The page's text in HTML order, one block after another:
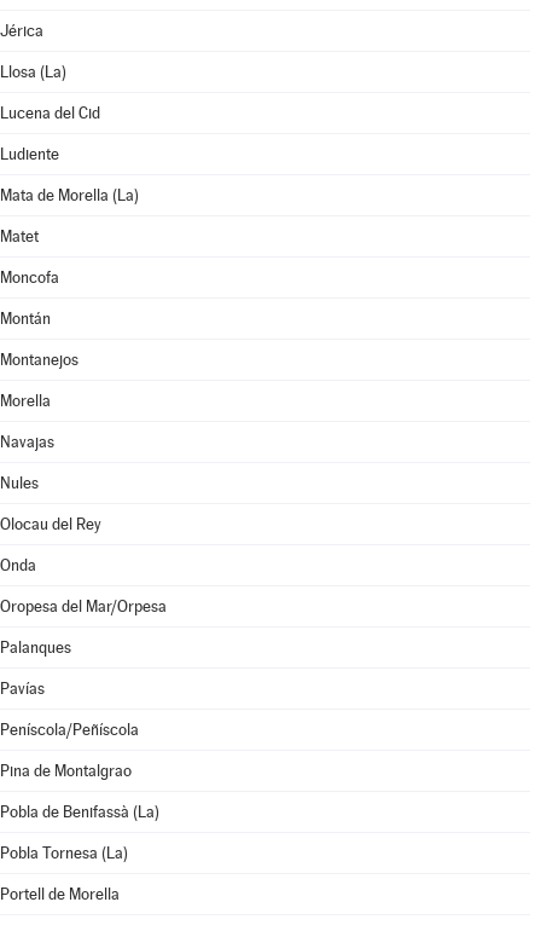
Jérica
Llosa (La)
Lucena del Cid
Ludiente
Mata de Morella (La)
Matet
Moncofa
Montán
Montanejos
Morella
Navajas
Nules
Olocau del Rey
Onda
Oropesa del Mar/Orpesa
Palanques
Pavías
Peníscola/Peñíscola
Pina de Montalgrao
Pobla de Benifassà (La)
Pobla Tornesa (La)
Portell de Morella